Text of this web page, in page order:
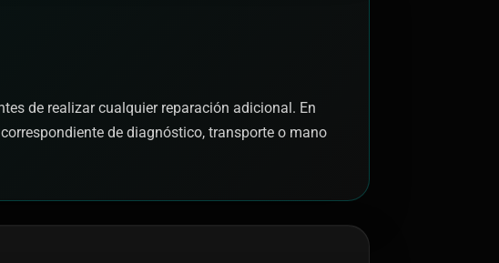
de realizar cualquier reparación adicional. En
de diagnóstico, transporte o mano